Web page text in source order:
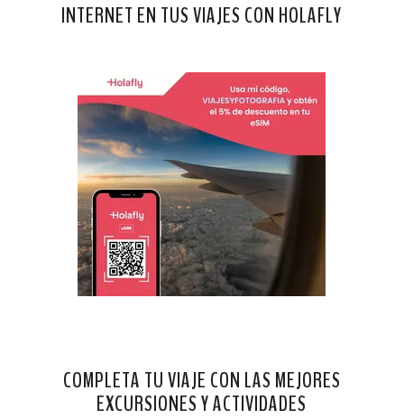
INTERNET EN TUS VIAJES CON HOLAFLY
COMPLETA TU VIAJE CON LAS MEJORES
EXCURSIONES Y ACTIVIDADES